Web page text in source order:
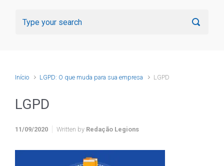
Início LGPD: O que muda para sua empresa LGPD
LGPD
11/09/2020 Written by Redação Legions